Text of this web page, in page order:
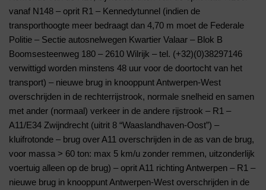
vanaf N148 – oprit R1 – Kennedytunnel (indien de
transporthoogte meer bedraagt dan 4,70 m moet de Federale
Politie – Sectie autosnelwegen Kwartier Valaar – Blok B
Boomsesteenweg 180 – 2610 Wilrijk – tel. (+32)(0)38297146
verwittigd worden minstens 48 uur voor de doortocht van het
transport) – nieuwe brug in knooppunt Antwerpen-West
overschrijden in de rechterrijstrook, normale snelheid en samen
met ander (normaal) verkeer in de andere rijstrook – R1 –
A11/E34 Zwijndrecht (uitrit 8 “Waaslandhaven-Oost”) –
kluifrotonde – brug over A11 overschrijden in de as van de brug,
voor massa > 60 ton: max 5 km/u zonder remmen, uitzonderlijk
voertuig alleen op de brug) – oprit A11 richting Antwerpen – R1 –
nieuwe brug in knooppunt Antwerpen-West overschrijden in de